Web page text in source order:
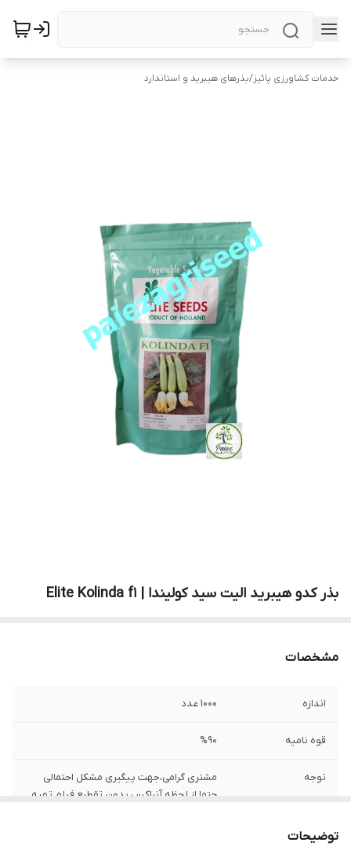
خدمات کشاورزی پائیز/بذرهای هیبرید و استاندارد
بذر کدو هیبرید الیت سید کولیندا | Elite Kolinda f1
مشخصات
اندازه 1000 عدد
قوه نامیه %90
توجه
مشتری گرامی،جهت پیگیری مشکل احتمالی
حتما از لحظه آنباکس بدون تقطیع فیلم تهیه
توضیحات